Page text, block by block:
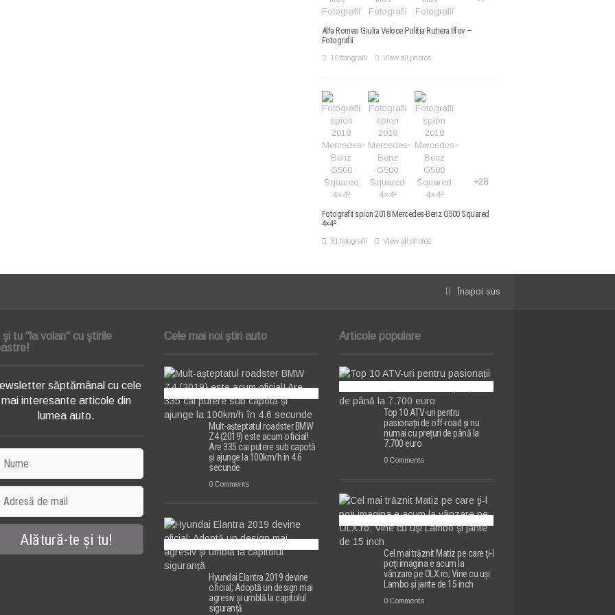
Alfa Romeo Giulia Veloce Politia Rutiera Ilfov –
Fotografii
10 fotografii View all photos
+28
Fotografii spion 2018 Mercedes-Benz G500 Squared
4×4²
31 fotografii View all photos
Înapoi sus
şi tu "la volan" cu ştirile
săptămânal cu cele
mai interesante articole din
lumea auto.
Cele mai noi știri auto
Mult-așteptatul roadster BMW
Z4 (2019) este acum oficial!
Are 335 cai putere sub capotă
și ajunge la 100km/h în 4.6
secunde
0 Comments
Hyundai Elantra 2019 devine
oficial; Adoptă un design mai
agresiv și umblă la capitolul
siguranță
Articole populare
Top 10 ATV-uri pentru
pasionații de off-road și nu
numai cu prețuri de până la
7.700 euro
0 Comments
Cel mai trăznit Matiz pe care ţi-l
poţi imagina e acum la
vânzare pe OLX.ro; Vine cu uşi
Lambo şi jante de 15 inch
0 Comments